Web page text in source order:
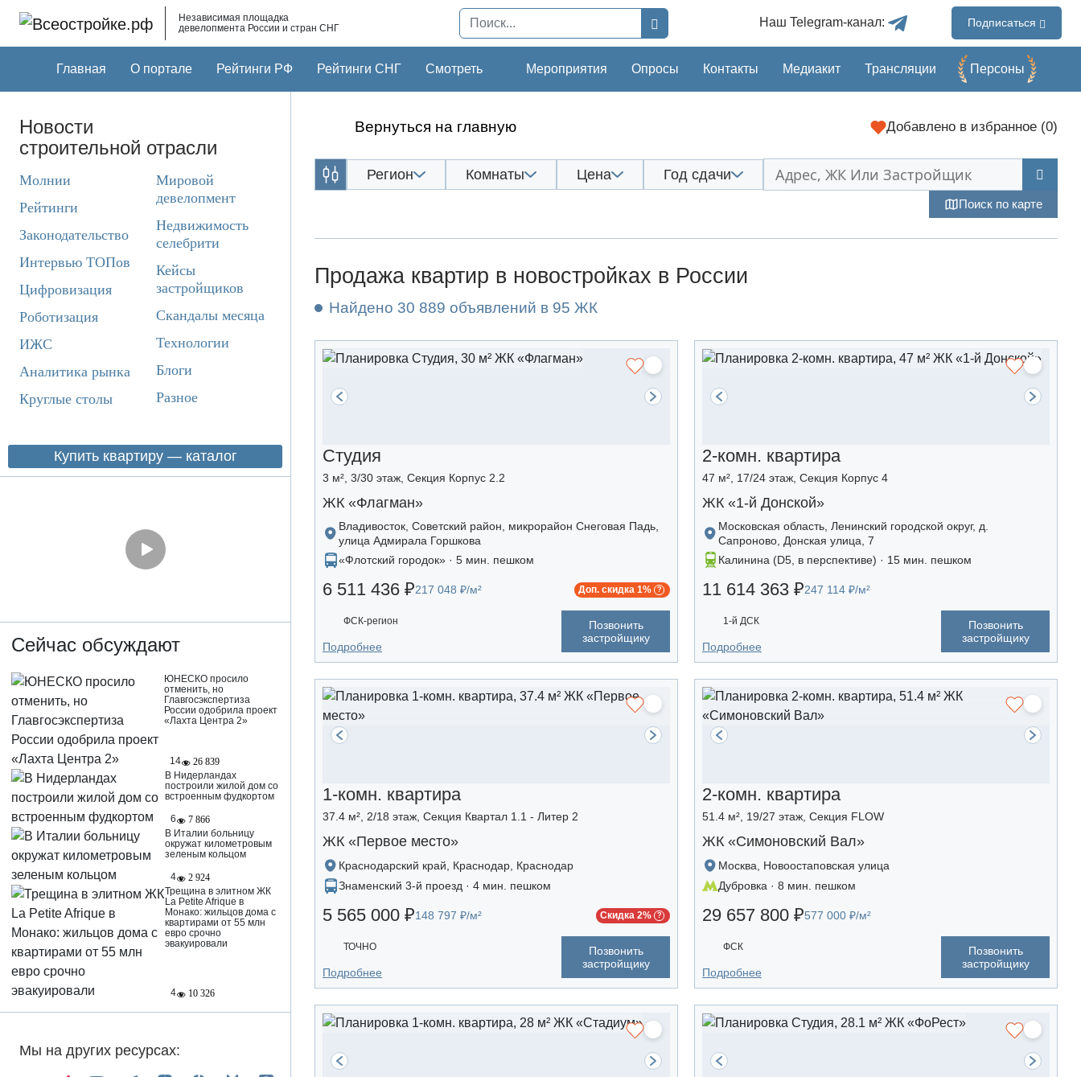
Независимая площадка
девелопмента России и стран СНГ
Наш Telegram-канал: Подписаться
Главная О портале Рейтинги РФ Рейтинги СНГ Смотреть Мероприятия Опросы Контакты Медиакит Трансляции Перcоны
Новости
строительной отрасли
Молнии
Рейтинги
Законодательство
Интервью ТОПов
Цифровизация
Роботизация
ИЖС
Аналитика рынка
Круглые столы
Мировой
девелопмент
Недвижимость
селебрити
Кейсы
застройщиков
Скандалы месяца
Технологии
Блоги
Разное
Купить квартиру — каталог
Сейчас обсуждают
ЮНЕСКО просило
отменить, но
Главгосэкспертиза
России одобрила проект
«Лахта Центра 2»
14
26 839
В Нидерландах
построили жилой дом со
встроенным фудкортом
6
7 866
В Италии больницу
окружат километровым
зеленым кольцом
4
2 924
Трещина в элитном ЖК
La Petite Afrique в
Монако: жильцов дома с
квартирами от 55 млн
евро срочно
эвакуировали
4 10 326
Мы на других ресурсах:
Вернуться на главную Добавлено в избранное (0)
Регион Комнаты Цена Год сдачи
Поиск по карте
Продажа квартир в новостройках в России
Найдено 30 889 объявлений в 95 ЖК
Студия
3 м², 3/30 этаж, Секция Корпус 2.2
ЖК «Флагман»
Владивосток, Советский район, микрорайон Снеговая Падь,
улица Адмирала Горшкова
«Флотский городок» · 5 мин. пешком
6 511 436 ₽217 048 ₽/м² Доп. скидка 1%
ФСК-регион
Позвонить
застройщику
Подробнее
2-комн. квартира
47 м², 17/24 этаж, Секция Корпус 4
ЖК «1-й Донской»
Московская область, Ленинский городской округ, д.
Сапроново, Донская улица, 7
Калинина (D5, в перспективе) · 15 мин. пешком
11 614 363 ₽247 114 ₽/м²
1-й ДСК
Позвонить
застройщику
Подробнее
1-комн. квартира
37.4 м², 2/18 этаж, Секция Квартал 1.1 - Литер 2
ЖК «Первое место»
Краснодарский край, Краснодар, Краснодар
Знаменский 3-й проезд · 4 мин. пешком
5 565 000 ₽148 797 ₽/м² Скидка 2%
ТОЧНО
Позвонить
застройщику
Подробнее
2-комн. квартира
51.4 м², 19/27 этаж, Секция FLOW
ЖК «Симоновский Вал»
Москва, Новоостаповская улица
Дубровка · 8 мин. пешком
29 657 800 ₽577 000 ₽/м²
ФСК
Позвонить
застройщику
Подробнее